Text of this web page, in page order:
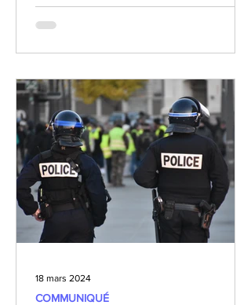
diffamation contre le journal La...
COMMUNIQUÉ
18 mars 2024